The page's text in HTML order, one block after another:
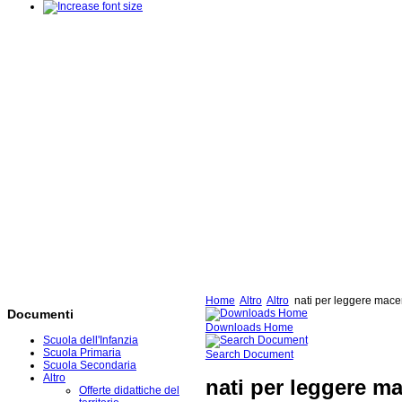
Documenti
Scuola dell'Infanzia
Scuola Primaria
Scuola Secondaria
Altro
Offerte didattiche del
Home Altro Altro nati per leggere
Downloads Home
Search Document
nati per leggere